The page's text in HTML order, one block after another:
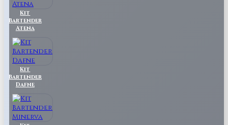
Kit
Bartender
Atena
Kit
Bartender
Dafne